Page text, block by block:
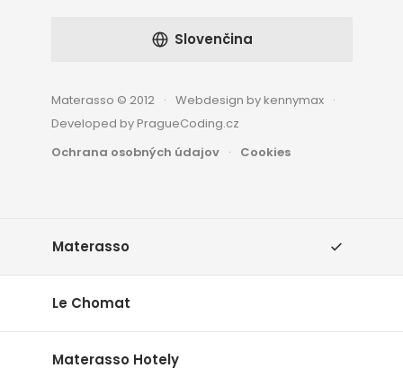
Materasso © 2012
Webdesign by kennymax
Developed by PragueCoding.cz
Ochrana osobných údajov
Cookies
Slovenčina
Materasso
Le Chomat
Materasso Hotely